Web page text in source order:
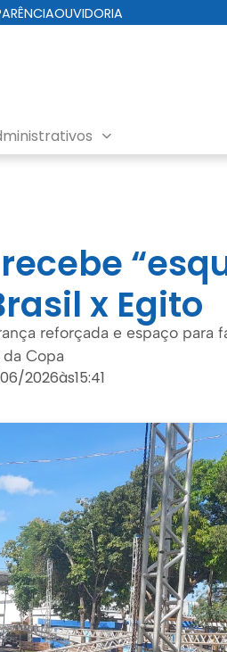
OUVIDORIA
x Egito
reforçada e espaço para
Copa
2026às15:41